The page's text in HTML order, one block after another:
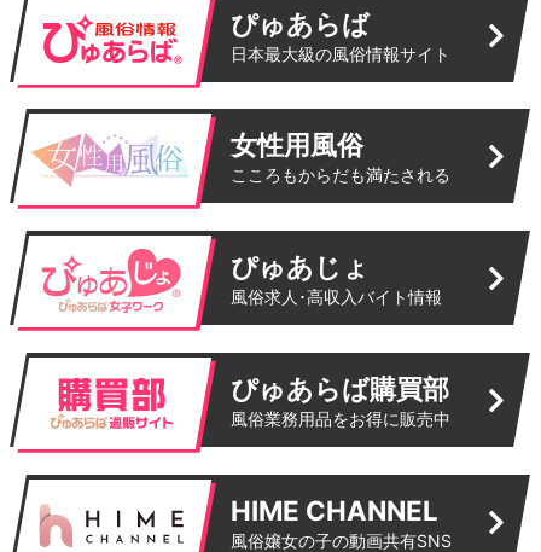
ぴゅあらば
日本最大級の風俗情報サイト
女性用風俗
こころもからだも満たされる
ぴゅあじょ
風俗求人･高収入バイト情報
ぴゅあらば購買部
風俗業務用品をお得に販売中
HIME CHANNEL
風俗嬢女の子の動画共有SNS